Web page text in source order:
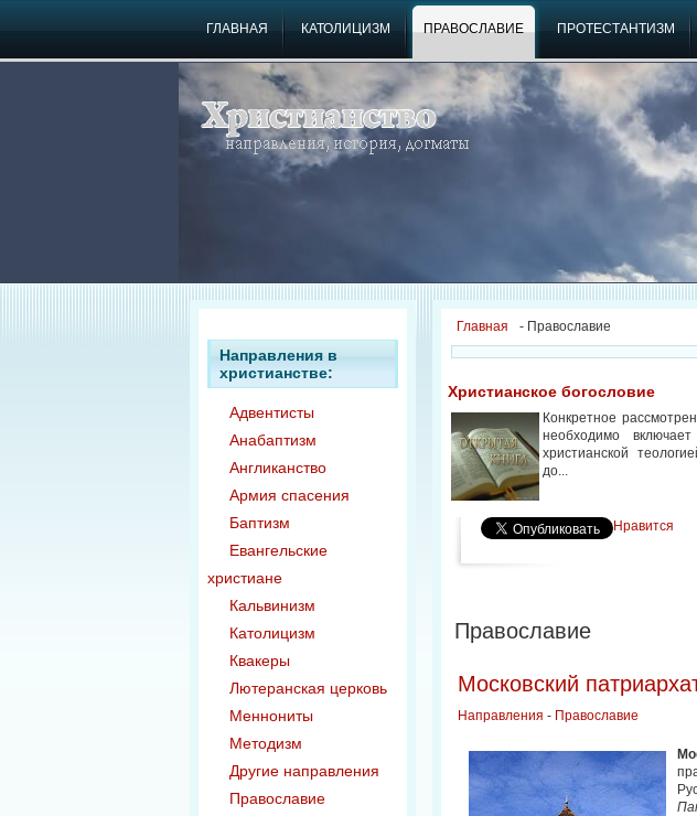
ГЛАВНАЯ КАТОЛИЦИЗМ ПРАВОСЛАВИЕ ПРОТЕСТАНТИЗМ
Направления в
христианстве:
Адвентисты
Анабаптизм
Англиканство
Армия спасения
Баптизм
Евангельские
христиане
Кальвинизм
Католицизм
Квакеры
Лютеранская церковь
Меннониты
Методизм
Другие направления
Православие
Главная - Православие
Христианское богословие
Конкретное
необходимо
христианской
до...
Нравится
Православие
Московский
Направления - Православие